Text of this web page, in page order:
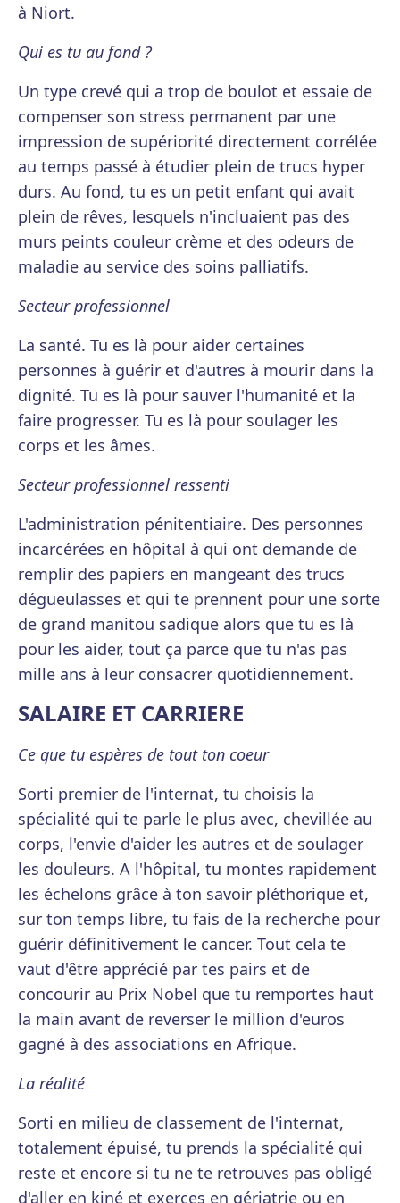
à Niort.
Qui es tu au fond ?
Un type crevé qui a trop de boulot et essaie de
compenser son stress permanent par une
impression de supériorité directement corrélée
au temps passé à étudier plein de trucs hyper
durs. Au fond, tu es un petit enfant qui avait
plein de rêves, lesquels n'incluaient pas des
murs peints couleur crème et des odeurs de
maladie au service des soins palliatifs.
Secteur professionnel
La santé. Tu es là pour aider certaines
personnes à guérir et d'autres à mourir dans la
dignité. Tu es là pour sauver l'humanité et la
faire progresser. Tu es là pour soulager les
corps et les âmes.
Secteur professionnel ressenti
L'administration pénitentiaire. Des personnes
incarcérées en hôpital à qui ont demande de
remplir des papiers en mangeant des trucs
dégueulasses et qui te prennent pour une sorte
de grand manitou sadique alors que tu es là
pour les aider, tout ça parce que tu n'as pas
mille ans à leur consacrer quotidiennement.
SALAIRE ET CARRIERE
Ce que tu espères de tout ton coeur
Sorti premier de l'internat, tu choisis la
spécialité qui te parle le plus avec, chevillée au
corps, l'envie d'aider les autres et de soulager
les douleurs. A l'hôpital, tu montes rapidement
les échelons grâce à ton savoir pléthorique et,
sur ton temps libre, tu fais de la recherche pour
guérir définitivement le cancer. Tout cela te
vaut d'être apprécié par tes pairs et de
concourir au Prix Nobel que tu remportes haut
la main avant de reverser le million d'euros
gagné à des associations en Afrique.
La réalité
Sorti en milieu de classement de l'internat,
totalement épuisé, tu prends la spécialité qui
reste et encore si tu ne te retrouves pas obligé
d'aller en kiné et exerces en gériatrie ou en